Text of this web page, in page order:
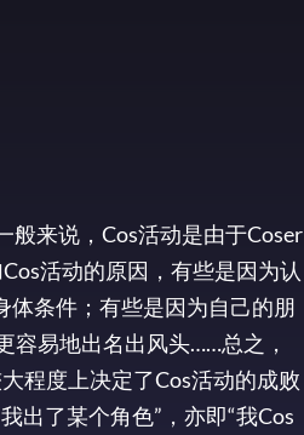
般来说，Cos活动是由于Coser
活动的原因，有些是因为认
体条件；有些是因为自己的朋
容易地出名出风头……总之，
程度上决定了Cos活动的成败
出了某个角色”，亦即“我Cos